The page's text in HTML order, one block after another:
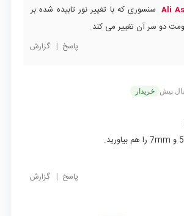
Ali سنسوری که با تغییر نور تابیده شده بر
دو سر آن تغییر می کند.
پاسخ | گزارش
خریدار
پاسخ | گزارش